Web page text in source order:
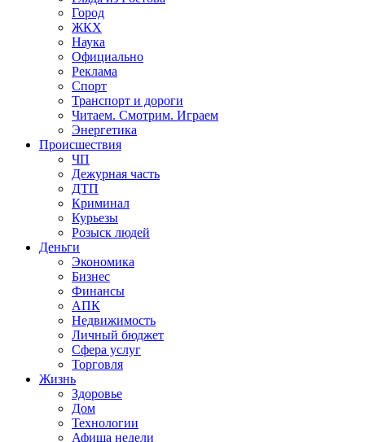
Город
ЖКХ
Наука
Официально
Реклама
Спорт
Транспорт и дороги
Читаем. Смотрим. Играем
Энергетика
Происшествия
ЧП
Дежурная часть
ДТП
Криминал
Курьезы
Розыск людей
Деньги
Экономика
Бизнес
Финансы
АПК
Недвижимость
Личный бюджет
Сфера услуг
Торговля
Жизнь
Здоровье
Дом
Технологии
Афиша недели